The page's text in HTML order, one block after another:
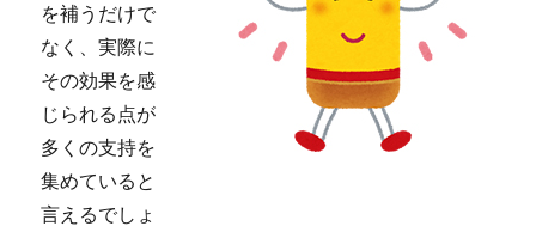
を補うだけで
なく、実際に
その効果を感
じられる点が
多くの支持を
集めていると
言えるでしょ